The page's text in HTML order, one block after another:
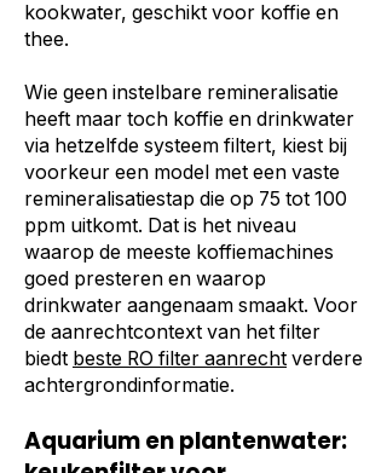
kookwater, geschikt voor koffie en
thee.
Wie geen instelbare remineralisatie
heeft maar toch koffie en drinkwater
via hetzelfde systeem filtert, kiest bij
voorkeur een model met een vaste
remineralisatiestap die op 75 tot 100
ppm uitkomt. Dat is het niveau
waarop de meeste koffiemachines
goed presteren en waarop
drinkwater aangenaam smaakt. Voor
de aanrechtcontext van het filter
biedt beste RO filter aanrecht verdere
achtergrondinformatie.
Aquarium en plantenwater: